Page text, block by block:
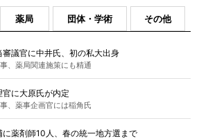
薬局 団体・学術 その他
審議官に中井氏、初の私大出身
、薬局関連施策にも精通
官に大原氏が内定
、薬事企画官には稲角氏
に薬剤師10人、春の統一地方選まで